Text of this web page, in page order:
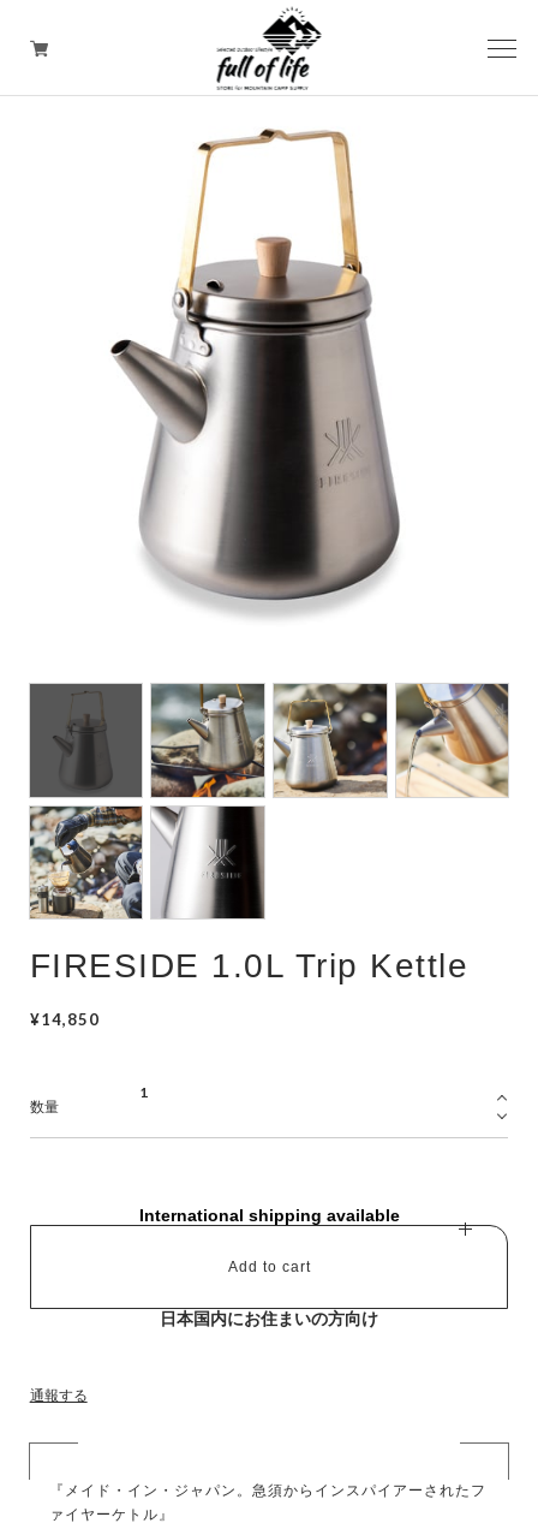
CAMPING GOODS
CLOTHING/ Outdoor WEAR
FIRESIDE 1.0L Trip Kettle
¥14,850
数量
International shipping available
Add to cart
日本国内にお住まいの方向け
通報する
『メイド・イン・ジャパン。急須からインスパイアーされたフ
ァイヤーケトル』